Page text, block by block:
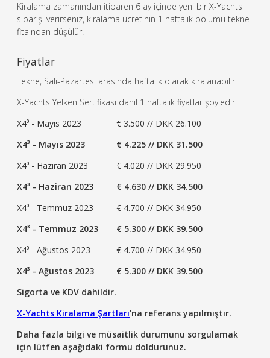
Kiralama zamanından itibaren 6 ay içinde yeni bir X-Yachts
siparişi verirseniz, kiralama ücretinin 1 haftalık bölümü tekne
fitaından düşülür.
Fiyatlar
Tekne, Salı-Pazartesi arasında haftalık olarak kiralanabilir.
X-Yachts Yelken Sertifikası dahil 1 haftalık fiyatlar şöyledir:
X4⁰ - Mayıs 2023
X4³ - Mayıs 2023
€ 3.500 // DKK 26.100
€ 4.225 // DKK 31.500
X4⁰ - Haziran 2023
X4³ - Haziran 2023
€ 4.020 // DKK 29.950
€ 4.630 // DKK 34.500
X4⁰ - Temmuz 2023
X4³ - Temmuz 2023
€ 4.700 // DKK 34.950
€ 5.300 // DKK 39.500
X4⁰ - Ağustos 2023
X4³ - Ağustos 2023
€ 4.700 // DKK 34.950
€ 5.300 // DKK 39.500
Sigorta ve KDV dahildir.
X-Yachts Kiralama Şartları’na referans yapılmıştır.
Daha fazla bilgi ve müsaitlik durumunu sorgulamak
için lütfen aşağıdaki formu doldurunuz.